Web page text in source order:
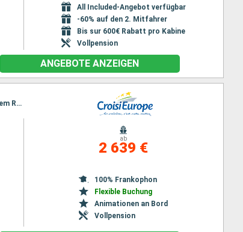
All Included-Angebot verfügbar
-60% auf den 2. Mitfahrer
Bis sur 600€ Rabatt pro Kabine
Vollpension
ANGEBOTE ANZEIGEN
Reiseroute : Ho Chi Minh-Stadt, Cai Be, Sa Dec, Chau Doc, Phnom Penh, Kampong Chhnang, Koh Chen, Siem Reap
ab
2 639 €
100% Frankophon
Flexible Buchung
Animationen an Bord
Vollpension